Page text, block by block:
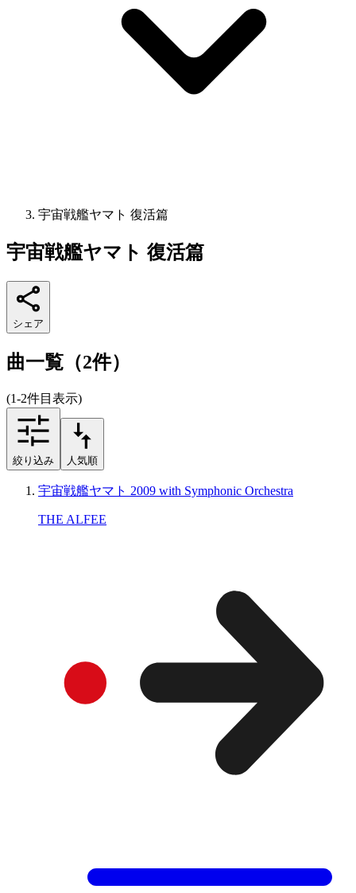
宇宙戦艦ヤマト 復活篇
宇宙戦艦ヤマト 復活篇
シェア
曲一覧（2件）
(1-2件目表示)
絞り込み 人気順
宇宙戦艦ヤマト 2009 with Symphonic Orchestra
THE ALFEE